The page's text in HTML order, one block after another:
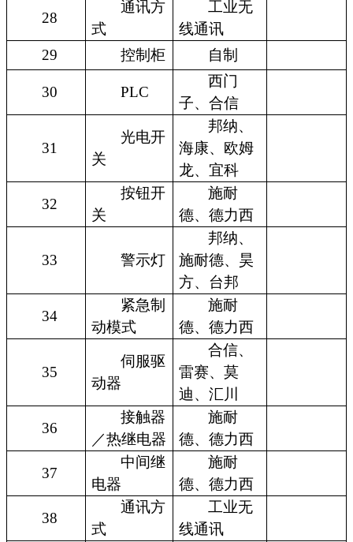
28
通讯方
式
工业无
线通讯
29
控制柜 自制
30 PLC
西门
子、合信
31
光电开
关
邦纳、
海康、欧姆
龙、宜科
32
按钮开
关
施耐
德、德力西
33 警示灯
邦纳、
施耐德、昊
方、台邦
34
紧急制
动模式
施耐
德、德力西
35
伺服驱
动器
合信、
雷赛、莫
迪、汇川
36
接触器
／热继电器
施耐
德、德力西
37
中间继
电器
施耐
德、德力西
38
通讯方
式
工业无
线通讯